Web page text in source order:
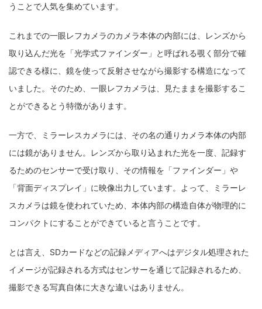
うことで人気を集めています。
これまでの一眼レフカメラのカメラ本体の内部には、レンズから
取り込んだ光を「光学式ファインダー」と呼ばれる覗く部分で確
認できる様に、鏡を使って反射させながら撮影する構造になって
いました。そのため、一眼レフカメラは、見たままを撮影するこ
とができるとう特徴があります。
一方で、ミラーレスカメラには、その名の通りカメラ本体の内部
には鏡がありません。レンズから取り込まれた光を一度、記録す
るためのセンサーで受け取り、その情報を「ファインダー」や
「背面ディスプレイ」に映像出力しています。よって、ミラーレ
スカメラは鏡を使われていため、本体内部の構造自体が物理的に
コンパクトにすることができていると言うことです。
とは言え、SDカードなどの記録メディアへはデジタル処理された
イメージが記録される方式はセンサーを通じて記録されるため、
撮影できる写真自体に大きな違いはありません。